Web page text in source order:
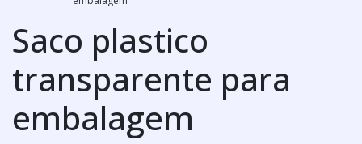
Saco plastico
transparente para
embalagem